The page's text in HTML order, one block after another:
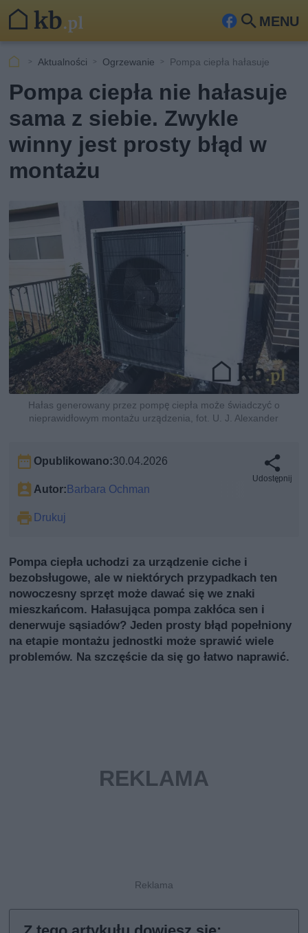
MENU
Fa
ceb
ook
Szu
kaj
Aktualności Ogrzewanie Pompa ciepła hałasuje
Pompa ciepła nie hałasuje
sama z siebie. Zwykle
winny jest prosty błąd w
montażu
Hałas generowany przez pompę ciepła może świadczyć o
nieprawidłowym montażu urządzenia, fot. U. J. Alexander
Opublikowano:30.04.2026
Autor:Barbara Ochman
Drukuj
Udostępnij
Pompa ciepła uchodzi za urządzenie ciche i
bezobsługowe, ale w niektórych przypadkach ten
nowoczesny sprzęt może dawać się we znaki
mieszkańcom. Hałasująca pompa zakłóca sen i
denerwuje sąsiadów? Jeden prosty błąd popełniony
na etapie montażu jednostki może sprawić wiele
problemów. Na szczęście da się go łatwo naprawić.